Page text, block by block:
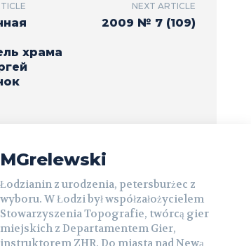
храма
NEXT ARTICLE
2009 № 7 (109)
MGrelewski
Łodzianin z urodzenia, petersburżec z
wyboru. W Łodzi był współzałożycielem
Stowarzyszenia Topografie, twórcą gier
miejskich z Departamentem Gier,
instruktorem ZHR. Do miasta nad Newą